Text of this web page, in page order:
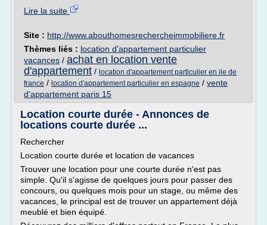
Lire la suite
Site : http://www.abouthomesrechercheimmobiliere.fr
Thèmes liés : location d'appartement particulier
vacances / achat en location vente
d'appartement / location d'appartement particulier en ile de
france / location d'appartement particulier en espagne / vente
d'appartement paris 15
Location courte durée - Annonces de
locations courte durée ...
Rechercher
Location courte durée et location de vacances
Trouver une location pour une courte durée n'est pas
simple. Qu'il s'agisse de quelques jours pour passer des
concours, ou quelques mois pour un stage, ou même des
vacances, le principal est de trouver un appartement déjà
meublé et bien équipé.